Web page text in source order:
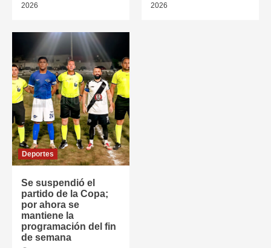
2026
2026
Deportes
Se suspendió el
partido de la Copa;
por ahora se
mantiene la
programación del fin
de semana